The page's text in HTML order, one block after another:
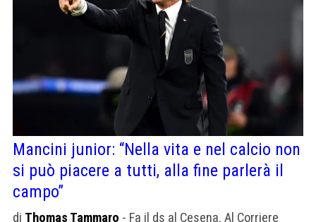
Mancini junior: “Nella vita e nel calcio non
si può piacere a tutti, alla fine parlerà il
campo”
di Thomas Tammaro - Fa il ds al Cesena. Al Corriere